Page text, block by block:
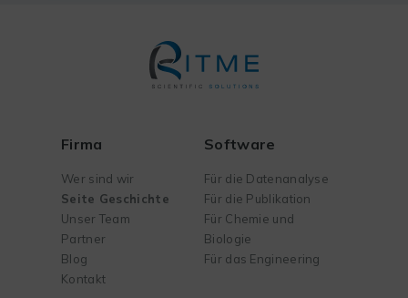
Firma
Wer sind wir
Seite Geschichte
Unser Team
Partner
Blog
Kontakt
Software
Für die Datenanalyse
Für die Publikation
Für Chemie und
Biologie
Für das Engineering